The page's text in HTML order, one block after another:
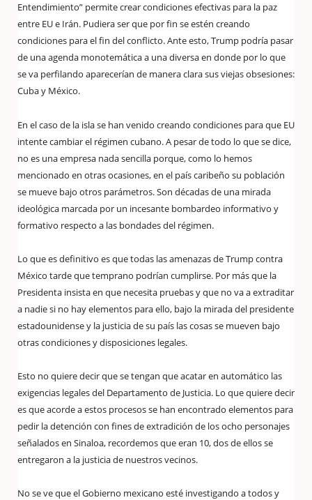
Entendimiento” permite crear condiciones efectivas para la paz
entre EU e Irán. Pudiera ser que por fin se estén creando
condiciones para el fin del conflicto. Ante esto, Trump podría pasar
de una agenda monotemática a una diversa en donde por lo que
se va perfilando aparecerían de manera clara sus viejas obsesiones:
Cuba y México.
En el caso de la isla se han venido creando condiciones para que EU
intente cambiar el régimen cubano. A pesar de todo lo que se dice,
no es una empresa nada sencilla porque, como lo hemos
mencionado en otras ocasiones, en el país caribeño su población
se mueve bajo otros parámetros. Son décadas de una mirada
ideológica marcada por un incesante bombardeo informativo y
formativo respecto a las bondades del régimen.
Lo que es definitivo es que todas las amenazas de Trump contra
México tarde que temprano podrían cumplirse. Por más que la
Presidenta insista en que necesita pruebas y que no va a extraditar
a nadie si no hay elementos para ello, bajo la mirada del presidente
estadounidense y la justicia de su país las cosas se mueven bajo
otras condiciones y disposiciones legales.
Esto no quiere decir que se tengan que acatar en automático las
exigencias legales del Departamento de Justicia. Lo que quiere decir
es que acorde a estos procesos se han encontrado elementos para
pedir la detención con fines de extradición de los ocho personajes
señalados en Sinaloa, recordemos que eran 10, dos de ellos se
entregaron a la justicia de nuestros vecinos.
No se ve que el Gobierno mexicano esté investigando a todos y